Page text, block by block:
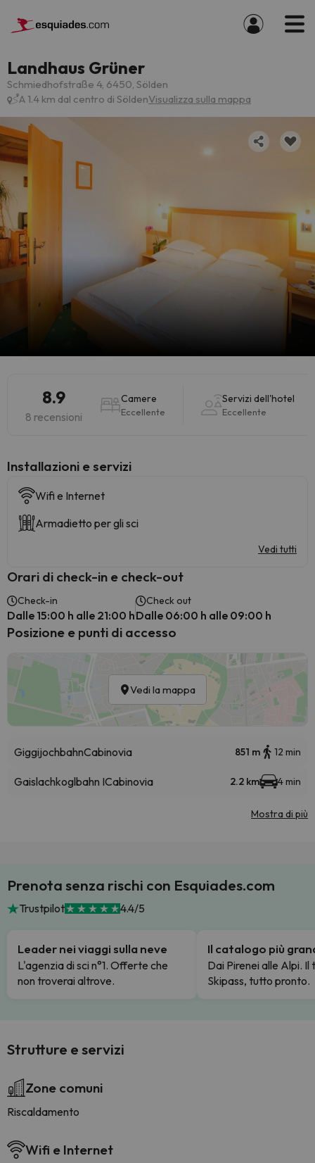
Landhaus Grüner
Schmiedhofstraße 4, 6450, Sölden
A 1.4 km dal centro di SöldenVisualizza sulla mappa
8.9
8 recensioni
Camere
Eccellente
Servizi dell'hotel
Eccellente
Installazioni e servizi
Wifi e Internet
Armadietto per gli sci
Vedi tutti
Orari di check-in e check-out
Check-in
Dalle 15:00 h alle 21:00 h
Check out
Dalle 06:00 h alle 09:00 h
Posizione e punti di accesso
Vedi la mappa
GiggijochbahnCabinovia 851 m 12 min
Gaislachkoglbahn ICabinovia 2.2 km 4 min
Mostra di più
Prenota senza rischi con Esquiades.com
Trustpilot 4.4/5
Leader nei viaggi sulla neve
L'agenzia di sci n°1. Offerte che
non troverai altrove.
Il catalogo più
Dai Pirenei alle Alpi. Il
Skipass, tutto pronto.
Strutture e servizi
Zone comuni
Riscaldamento
Wifi e Internet